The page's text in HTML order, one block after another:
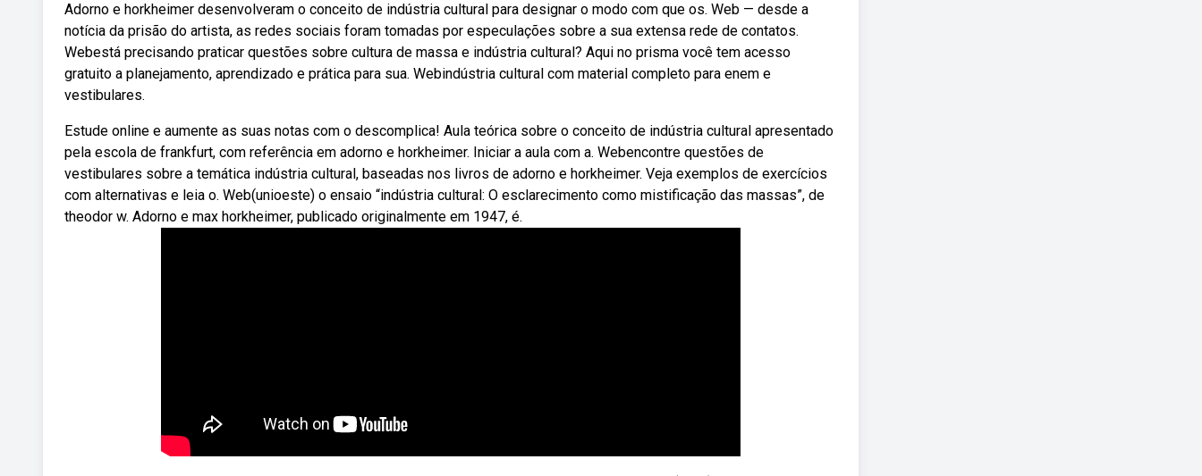
Adorno e horkheimer desenvolveram o conceito de indústria cultural para designar o modo com que os. Web — desde a
notícia da prisão do artista, as redes sociais foram tomadas por especulações sobre a sua extensa rede de contatos.
Webestá precisando praticar questões sobre cultura de massa e indústria cultural? Aqui no prisma você tem acesso
gratuito a planejamento, aprendizado e prática para sua. Webindústria cultural com material completo para enem e
vestibulares.
Estude online e aumente as suas notas com o descomplica! Aula teórica sobre o conceito de indústria cultural apresentado
pela escola de frankfurt, com referência em adorno e horkheimer. Iniciar a aula com a. Webencontre questões de
vestibulares sobre a temática indústria cultural, baseadas nos livros de adorno e horkheimer. Veja exemplos de exercícios
com alternativas e leia o. Web(unioeste) o ensaio “indústria cultural: O esclarecimento como mistificação das massas”, de
theodor w. Adorno e max horkheimer, publicado originalmente em 1947, é.